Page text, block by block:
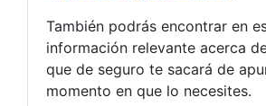
También podrás encontrar en
información relevante acerca
que de seguro te sacará de
momento en que lo necesites.